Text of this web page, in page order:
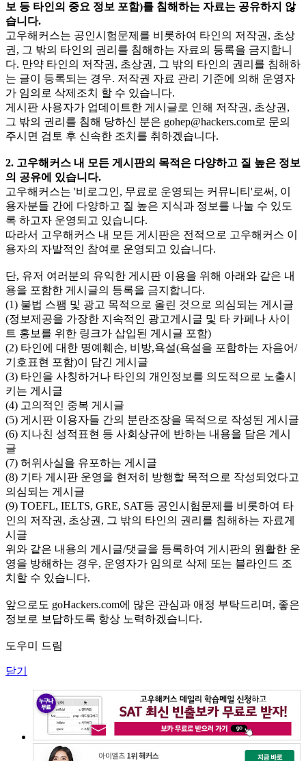
보 등 타인의 중요 정보 포함)를 침해하는 자료는 공유하지 않
습니다.
고우해커스는 공인시험문제를 비롯하여 타인의 저작권, 초상
권, 그 밖의 타인의 권리를 침해하는 자료의 등록을 금지합니
다. 만약 타인의 저작권, 초상권, 그 밖의 타인의 권리를 침해하
는 글이 등록되는 경우. 저작권 자료 관리 기준에 의해 운영자
가 임의로 삭제조치 할 수 있습니다.
게시판 사용자가 업데이트한 게시글로 인해 저작권, 초상권,
그 밖의 권리를 침해 당하신 분은 gohep@hackers.com로 문의
주시면 검토 후 신속한 조치를 취하겠습니다.
2. 고우해커스 내 모든 게시판의 목적은 다양하고 질 높은 정보
의 공유에 있습니다.
고우해커스는 '비로그인, 무료로 운영되는 커뮤니티'로써, 이
용자분들 간에 다양하고 질 높은 지식과 정보를 나눌 수 있도
록 하고자 운영되고 있습니다.
따라서 고우해커스 내 모든 게시판은 전적으로 고우해커스 이
용자의 자발적인 참여로 운영되고 있습니다.
단, 유저 여러분의 유익한 게시판 이용을 위해 아래와 같은 내
용을 포함한 게시글의 등록을 금지합니다.
(1) 불법 스팸 및 광고 목적으로 올린 것으로 의심되는 게시글
(정보제공을 가장한 지속적인 광고게시글 및 타 카페나 사이
트 홍보를 위한 링크가 삽입된 게시글 포함)
(2) 타인에 대한 명예훼손, 비방,욕설(욕설을 포함하는 자음어/
기호표현 포함)이 담긴 게시글
(3) 타인을 사칭하거나 타인의 개인정보를 의도적으로 노출시
키는 게시글
(4) 고의적인 중복 게시글
(5) 게시판 이용자들 간의 분란조장을 목적으로 작성된 게시글
(6) 지나친 성적표현 등 사회상규에 반하는 내용을 담은 게시
글
(7) 허위사실을 유포하는 게시글
(8) 기타 게시판 운영을 현저히 방행할 목적으로 작성되었다고
의심되는 게시글
(9) TOEFL, IELTS, GRE, SAT등 공인시험문제를 비롯하여 타
인의 저작권, 초상권, 그 밖의 타인의 권리를 침해하는 자료게
시글
위와 같은 내용의 게시글/댓글을 등록하여 게시판의 원활한 운
영을 방해하는 경우, 운영자가 임의로 삭제 또는 블라인드 조
치할 수 있습니다.
앞으로도 goHackers.com에 많은 관심과 애정 부탁드리며, 좋은
정보로 보답하도록 항상 노력하겠습니다.
도우미 드림
닫기